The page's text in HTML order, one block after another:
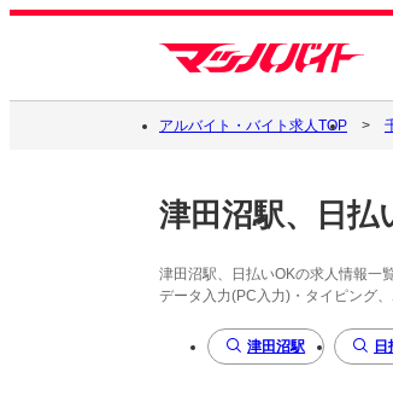
アルバイト・バイト求人TOP
津田沼駅、日払
津田沼駅、日払いOKの求人情報一覧
データ入力(PC入力)・タイピング
津田沼駅 日